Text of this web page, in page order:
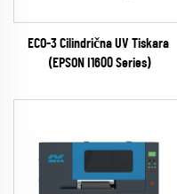
ECO-3 Cilindrična UV Tiskara
(EPSON I1600 Series)